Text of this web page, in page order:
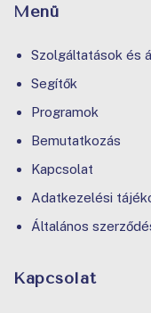
Menü
Szolgáltatások és
Segítők
Programok
Bemutatkozás
Kapcsolat
Adatkezelési
Általános
Kapcsolat